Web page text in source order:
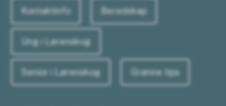
Kontaktinfo Beredskap
Ung i Lørenskog
Senior i Lørenskog Grønne tips